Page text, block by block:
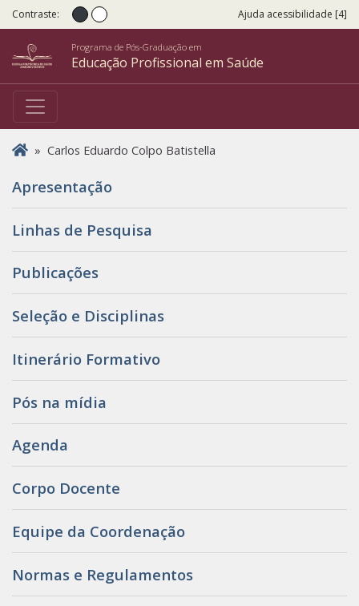
Contraste: Contraste normal
Alto Contraste Ajuda acessibilidade [4]
Programa de Pós-Graduação em
Educação Profissional em Saúde
Você está aqui
» Carlos Eduardo Colpo Batistella
Apresentação
Linhas de Pesquisa
Publicações
Seleção e Disciplinas
Itinerário Formativo
Pós na mídia
Agenda
Corpo Docente
Equipe da Coordenação
Normas e Regulamentos